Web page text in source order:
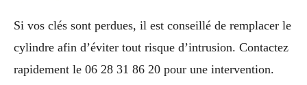
Si vos clés sont perdues, il est conseillé de remplacer le
cylindre afin d’éviter tout risque d’intrusion. Contactez
rapidement le 06 28 31 86 20 pour une intervention.